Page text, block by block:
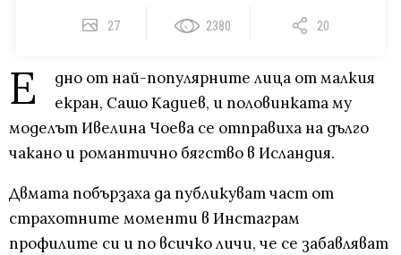
27 2380 20
Е
дно от най-популярните лица от малкия
екран, Сашо Кадиев, и половинката му
моделът Ивелина Чоева се отправиха на дълго
чакано и романтично бягство в Исландия.
Двмата побързаха да публикуват част от
страхотните моменти в Инстаграм
профилите си и по всичко личи, че се забавляват